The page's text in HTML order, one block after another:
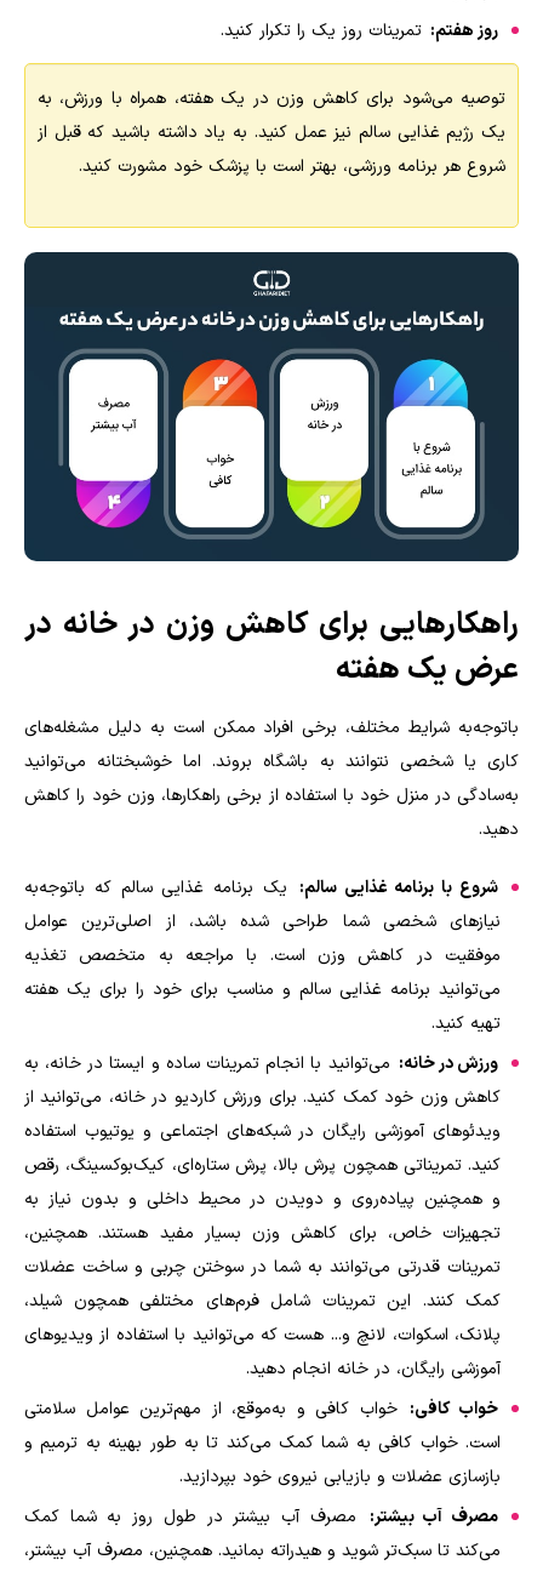
روز هفتم: تمرینات روز یک را تکرار کنید.
توصیه می‌شود برای کاهش وزن در یک هفته، همراه با ورزش، به
یک رژیم غذایی سالم نیز عمل کنید. به یاد داشته باشید که قبل از
شروع هر برنامه ورزشی، بهتر است با پزشک خود مشورت کنید.
راهکارهایی برای کاهش وزن در خانه در
عرض یک هفته
باتوجه‌به شرایط مختلف، برخی افراد ممکن است به دلیل مشغله‌های
کاری یا شخصی نتوانند به باشگاه بروند. اما خوشبختانه می‌توانید
به‌سادگی در منزل خود با استفاده از برخی راهکارها، وزن خود را کاهش
دهید.
شروع با برنامه غذایی سالم: یک برنامه غذایی سالم که باتوجه‌به
نیازهای شخصی شما طراحی شده باشد، از اصلی‌ترین عوامل
موفقیت در کاهش وزن است. با مراجعه به متخصص تغذیه
می‌توانید برنامه غذایی سالم و مناسب برای خود را برای یک هفته
تهیه کنید.
ورزش در خانه: می‌توانید با انجام تمرینات ساده و ایستا در خانه، به
کاهش وزن خود کمک کنید. برای ورزش کاردیو در خانه، می‌توانید از
ویدئوهای آموزشی رایگان در شبکه‌های اجتماعی و یوتیوب استفاده
کنید. تمریناتی همچون پرش بالا، پرش ستاره‌ای، کیک‌بوکسینگ، رقص
و همچنین پیاده‌روی و دویدن در محیط داخلی و بدون نیاز به
تجهیزات خاص، برای کاهش وزن بسیار مفید هستند. همچنین،
تمرینات قدرتی می‌توانند به شما در سوختن چربی و ساخت عضلات
کمک کنند. این تمرینات شامل فرم‌های مختلفی همچون شیلد،
پلانک، اسکوات، لانچ و... هست که می‌توانید با استفاده از ویدیوهای
آموزشی رایگان، در خانه انجام دهید.
خواب کافی: خواب کافی و به‌موقع، از مهم‌ترین عوامل سلامتی
است. خواب کافی به شما کمک می‌کند تا به طور بهینه به ترمیم و
بازسازی عضلات و بازیابی نیروی خود بپردازید.
مصرف آب بیشتر:
مصرف آب بیشتر در طول روز به شما کمک
می‌کند تا سبک‌تر شوید و هیدراته بمانید. همچنین، مصرف آب بیشتر،